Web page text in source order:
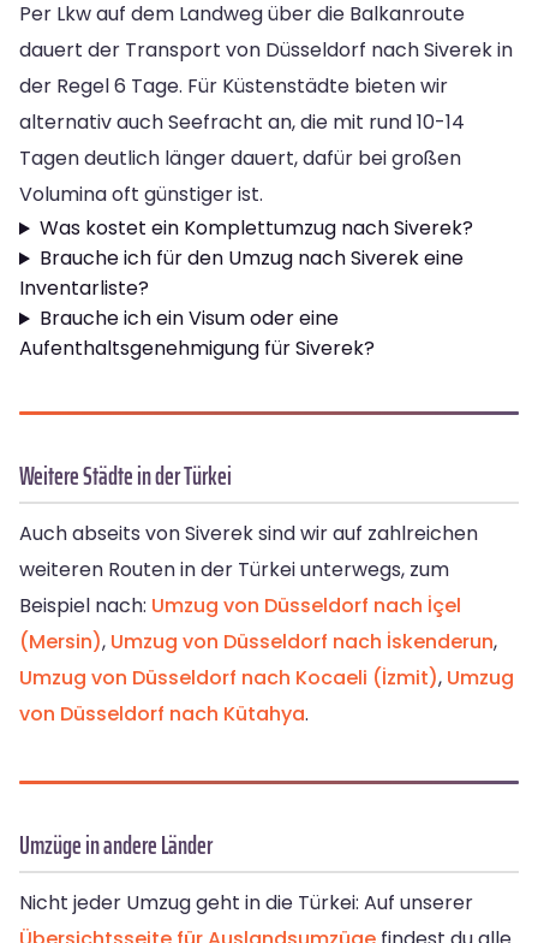
Per Lkw auf dem Landweg über die Balkanroute
dauert der Transport von Düsseldorf nach Siverek in
der Regel 6 Tage. Für Küstenstädte bieten wir
alternativ auch Seefracht an, die mit rund 10-14
Tagen deutlich länger dauert, dafür bei großen
Volumina oft günstiger ist.
Was kostet ein Komplettumzug nach Siverek?
Brauche ich für den Umzug nach Siverek eine
Inventarliste?
Brauche ich ein Visum oder eine
Aufenthaltsgenehmigung für Siverek?
Weitere Städte in der Türkei
Auch abseits von Siverek sind wir auf zahlreichen
weiteren Routen in der Türkei unterwegs, zum
Beispiel nach: Umzug von Düsseldorf nach İçel
(Mersin), Umzug von Düsseldorf nach İskenderun,
Umzug von Düsseldorf nach Kocaeli (İzmit), Umzug
von Düsseldorf nach Kütahya.
Umzüge in andere Länder
Nicht jeder Umzug geht in die Türkei: Auf unserer